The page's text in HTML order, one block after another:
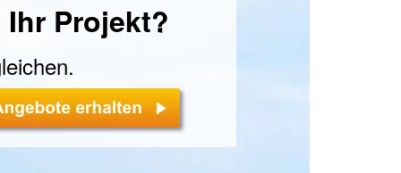
Projekt?